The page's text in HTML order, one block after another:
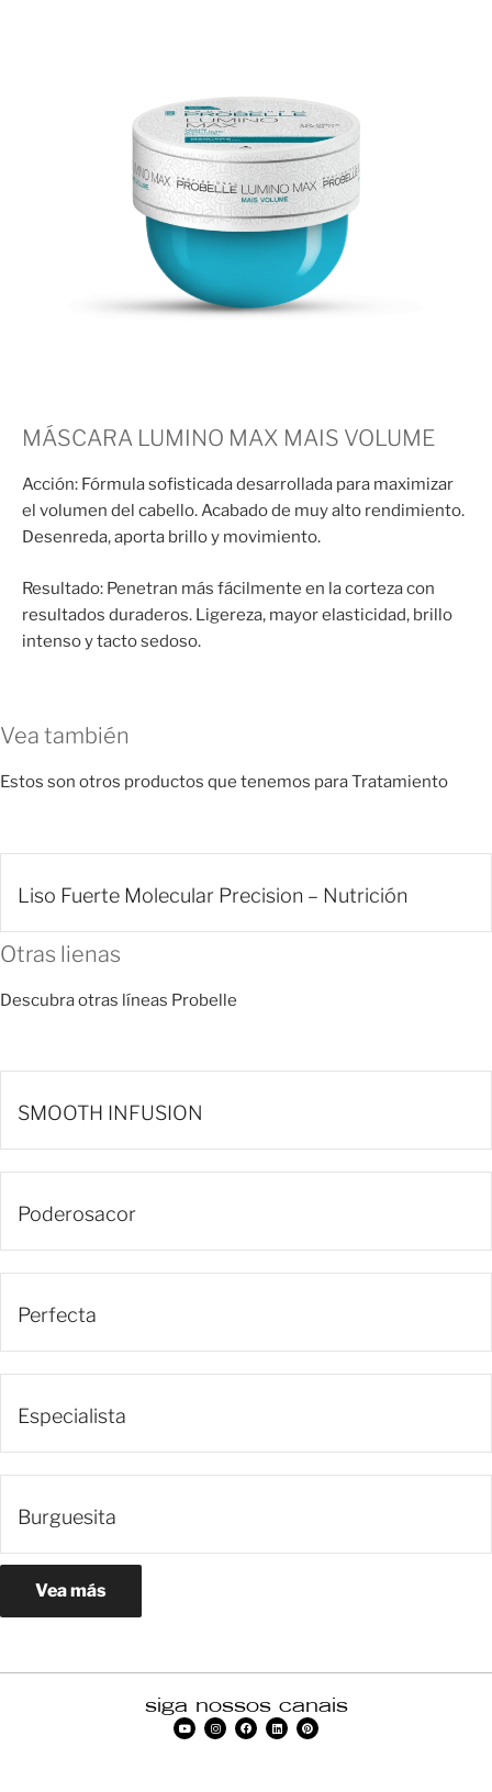
MÁSCARA LUMINO MAX MAIS VOLUME
Acción: Fórmula sofisticada desarrollada para maximizar
el volumen del cabello. Acabado de muy alto rendimiento.
Desenreda, aporta brillo y movimiento.
Resultado: Penetran más fácilmente en la corteza con
resultados duraderos. Ligereza, mayor elasticidad, brillo
intenso y tacto sedoso.
Vea también
Estos son otros productos que tenemos para Tratamiento
Liso Fuerte Molecular Precision – Nutrición
Otras lienas
Descubra otras líneas Probelle
SMOOTH INFUSION
Poderosacor
Perfecta
Especialista
Burguesita
Vea más
siga nossos canais